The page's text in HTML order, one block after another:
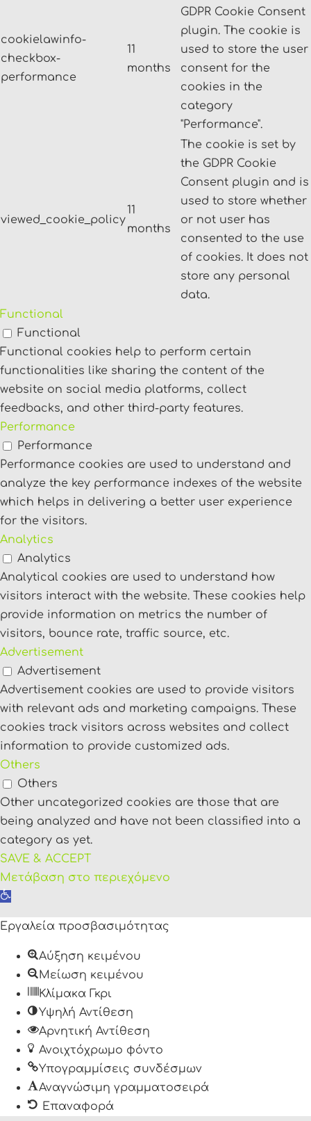
cookielawinfo-
checkbox-
performance
11
months
GDPR Cookie Consent
plugin. The cookie is
used to store the user
consent for the
cookies in the
category
"Performance".
viewed_cookie_policy
11
months
The cookie is set by
the GDPR Cookie
Consent plugin and is
used to store whether
or not user has
consented to the use
of cookies. It does not
store any personal
data.
Functional
Functional
Functional cookies help to perform certain
functionalities like sharing the content of the
website on social media platforms, collect
feedbacks, and other third-party features.
Performance
Performance
Performance cookies are used to understand and
analyze the key performance indexes of the website
which helps in delivering a better user experience
for the visitors.
Analytics
Analytics
Analytical cookies are used to understand how
visitors interact with the website. These cookies help
provide information on metrics the number of
visitors, bounce rate, traffic source, etc.
Advertisement
Advertisement
Advertisement cookies are used to provide visitors
with relevant ads and marketing campaigns. These
cookies track visitors across websites and collect
information to provide customized ads.
Others
Others
Other uncategorized cookies are those that are
being analyzed and have not been classified into a
category as yet.
SAVE & ACCEPT
Μετάβαση στο περιεχόμενο
Ανοίξτε
γραμμή
εργαλείων
Εργαλεία προσβασιμότητας
Αύξηση κειμένου
Μείωση κειμένου
Κλίμακα Γκρι
Υψηλή Αντίθεση
Αρνητική Αντίθεση
Ανοιχτόχρωμο φόντο
Υπογραμμίσεις συνδέσμων
Αναγνώσιμη γραμματοσειρά
Επαναφορά